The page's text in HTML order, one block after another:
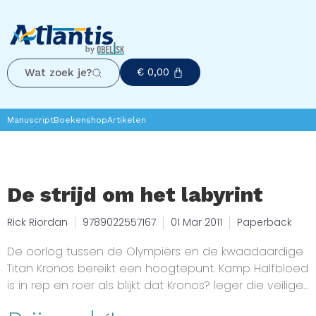
Wat zoek je? € 0,00
ManuscriptBoekenshopArtikelen
De strijd om het labyrint
Rick Riordan 9789022557167 01 Mar 2011 Paperback
De oorlog tussen de Olympiërs en de kwaadaardige
Titan Kronos bereikt een hoogtepunt. Kamp Halfbloed
is in rep en roer als blijkt dat Kronos? leger die veilige,